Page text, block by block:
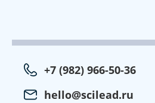
+7 (982) 966-50-36
hello@scilead.ru